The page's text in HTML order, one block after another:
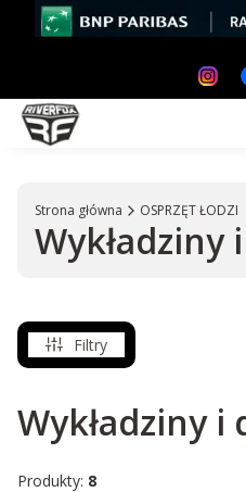
Strona główna OSPRZĘT ŁODZI
Wykładziny
Filtry
Wykładziny i
Produkty: 8